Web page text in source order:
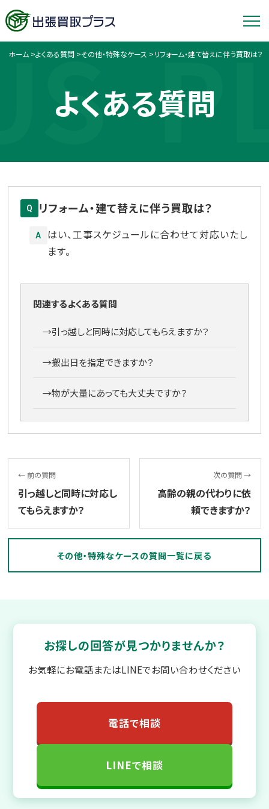
ホーム >よくある質問 >その他・特殊なケース >リフォーム・建て替えに伴う買取は？
よくある質問
Q リフォーム・建て替えに伴う買取は？
A
はい、工事スケジュールに合わせて対応いたし
ます。
関連するよくある質問
→引っ越しと同時に対応してもらえますか？
→搬出日を指定できますか？
→物が大量にあっても大丈夫ですか？
← 前の質問
引っ越しと同時に対応し
てもらえますか？
次の質問 →
高齢の親の代わりに依
頼できますか？
その他・特殊なケースの質問一覧に戻る
お探しの回答が見つかりませんか？
お気軽にお電話またはLINEでお問い合わせください
電話で相談
LINEで相談